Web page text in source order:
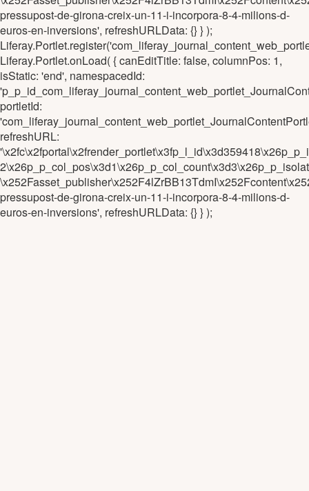
pressupost-de-girona-creix-un-11-i-incorpora-8-4-milions-d-
euros-en-inversions', refreshURLData: {} } );
Liferay.Portlet.onLoad( { canEditTitle: false, columnPos: 1,
isStatic: 'end', namespacedId:
portletId:
refreshURL:
pressupost-de-girona-creix-un-11-i-incorpora-8-4-milions-d-
euros-en-inversions', refreshURLData: {} } );